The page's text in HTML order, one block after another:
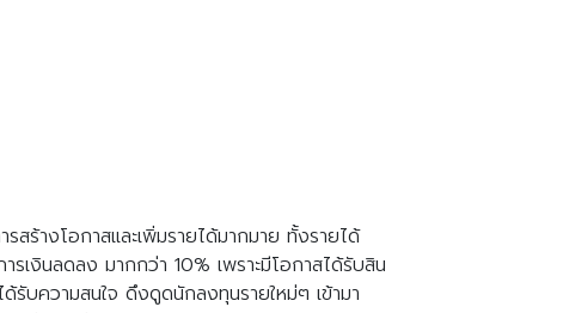
ร้างโอกาสและเพิ่มรายได้มากมาย ทั้งรายได้
เงินลดลง มากกว่า 10% เพราะมีโอกาสได้รับสิน
บความสนใจ ดึงดูดนักลงทุนรายใหม่ๆ เข้ามา